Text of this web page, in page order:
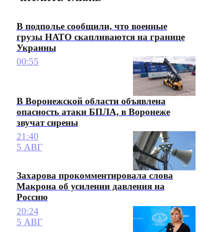
В подполье сообщили, что военные
грузы НАТО скапливаются на границе
Украины
00:55
В Воронежской области объявлена
опасность атаки БПЛА, в Воронеже
звучат сирены
21:40
5 АВГ
Захарова прокомментировала слова
Макрона об усилении давления на
Россию
20:24
5 АВГ